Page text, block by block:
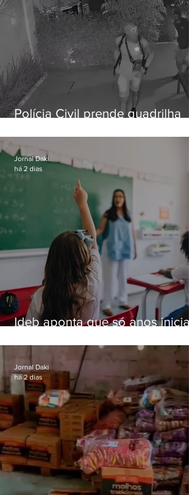
Polícia Civil prende quadrilha
residências de luxo no Rio
Ideb aponta que só anos
educação
Jornal Daki
há 2 dias
Jornal Daki
há 2 dias